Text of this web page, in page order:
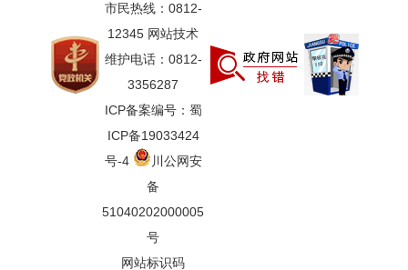
市民热线：0812-
12345 网站技术
维护电话：0812-
3356287
ICP备案编号：蜀
ICP备19033424
号-4
川公网安
备
51040202000005
号
网站标识码